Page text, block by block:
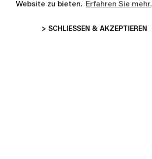
Website zu bieten. Erfahren Sie mehr.
> SCHLIESSEN & AKZEPTIEREN